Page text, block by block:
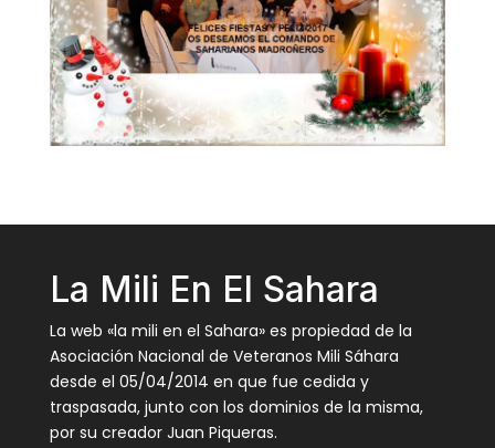
La Mili En El Sahara
La web «la mili en el Sahara» es propiedad de la
Asociación Nacional de Veteranos Mili Sáhara
desde el 05/04/2014 en que fue cedida y
traspasada, junto con los dominios de la misma,
por su creador Juan Piqueras.